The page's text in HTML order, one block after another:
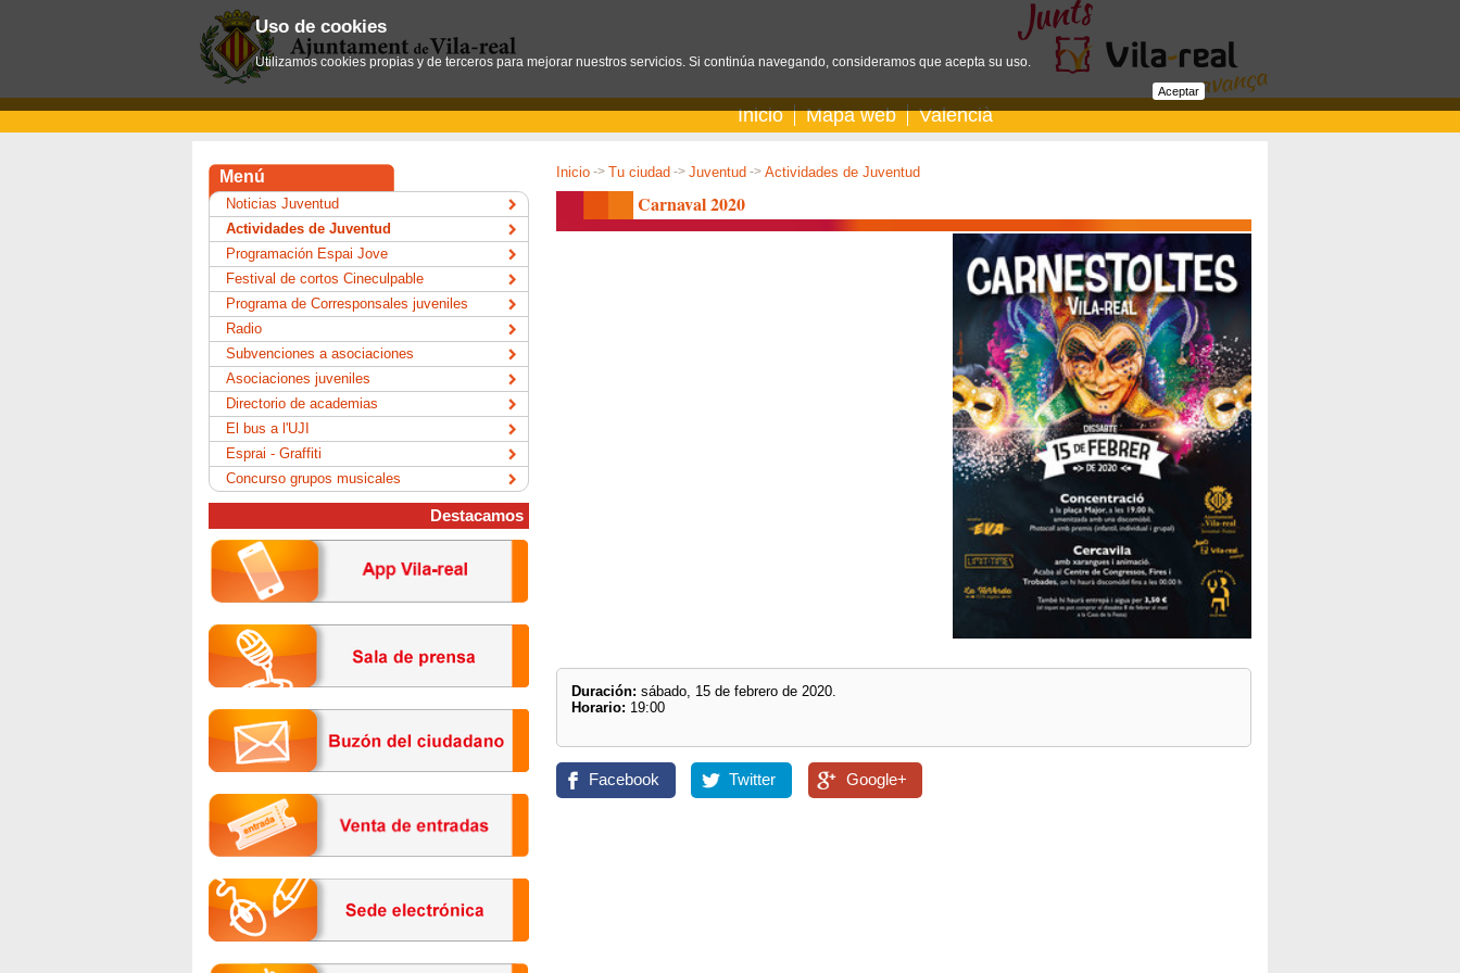
Inicio Mapa web Valencià
Inicio -> Tu ciudad -> Juventud -> Actividades de Juventud
Carnaval 2020
Duración:sábado, 15 de febrero de 2020.
Horario: 19:00
Facebook Twitter Google+
Menú
Noticias Juventud
Actividades de Juventud
Programación Espai Jove
Festival de cortos Cineculpable
Programa de Corresponsales juveniles
Radio
Subvenciones a asociaciones
Asociaciones juveniles
Directorio de academias
El bus a l'UJI
Esprai - Graffiti
Concurso grupos musicales
Destacamos
Uso de cookies
Utilizamos cookies propias y de terceros para mejorar nuestros servicios. Si continúa navegando, consideramos que acepta su uso.
Aceptar